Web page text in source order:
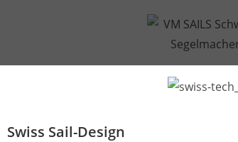
Swiss Sail-Design